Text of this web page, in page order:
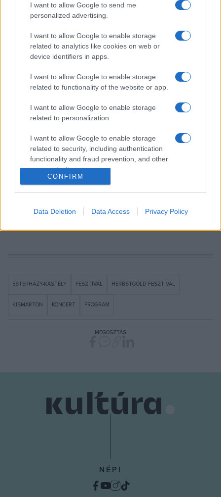
I want to allow Google to send me
personalized advertising.
I want to allow Google to enable storage
related to analytics like cookies on web or
device identifiers in apps.
I want to allow Google to enable storage
related to functionality of the website or app.
I want to allow Google to enable storage
related to personalization.
I want to allow Google to enable storage
related to security, including authentication
functionality and fraud prevention, and other
user protection.
CONFIRM
Data Deletion Data Access Privacy Policy
Cornelia Sonnleithner szoprán Thetis
szerepét alakítja majd Joseph Haydn
Mint az operaénekes elmondta, nagy örömmel fogadta a
értékelik megfelelőképpen Haydn operaszerzői
Az egykor az Esterházy-család megrendelésére komponált
opera további szerepeiben Elisabeth Breuer, Elisabeth
Wimmer és Cristoph Filler lesznek hallhatók, a Barucco
Consortot Heinz Ferlesch vezényli, a színrevitelt pedig a
Carolin Pienkos–Cornelius Obonya rendezőpáros vállalta. A
fesztivál részletes programja aezen a linkenérhető el.
ESTERHÁZY-KASTÉLY FESZTIVÁL HERBSTGOLD FESZTIVÁL
KISMARTON KONCERT PROGRAM
MEGOSZTÁS
NÉPI